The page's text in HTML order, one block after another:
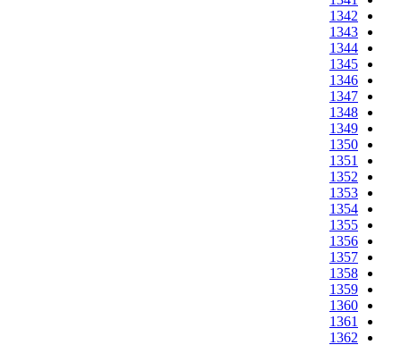
1342
1343
1344
1345
1346
1347
1348
1349
1350
1351
1352
1353
1354
1355
1356
1357
1358
1359
1360
1361
1362